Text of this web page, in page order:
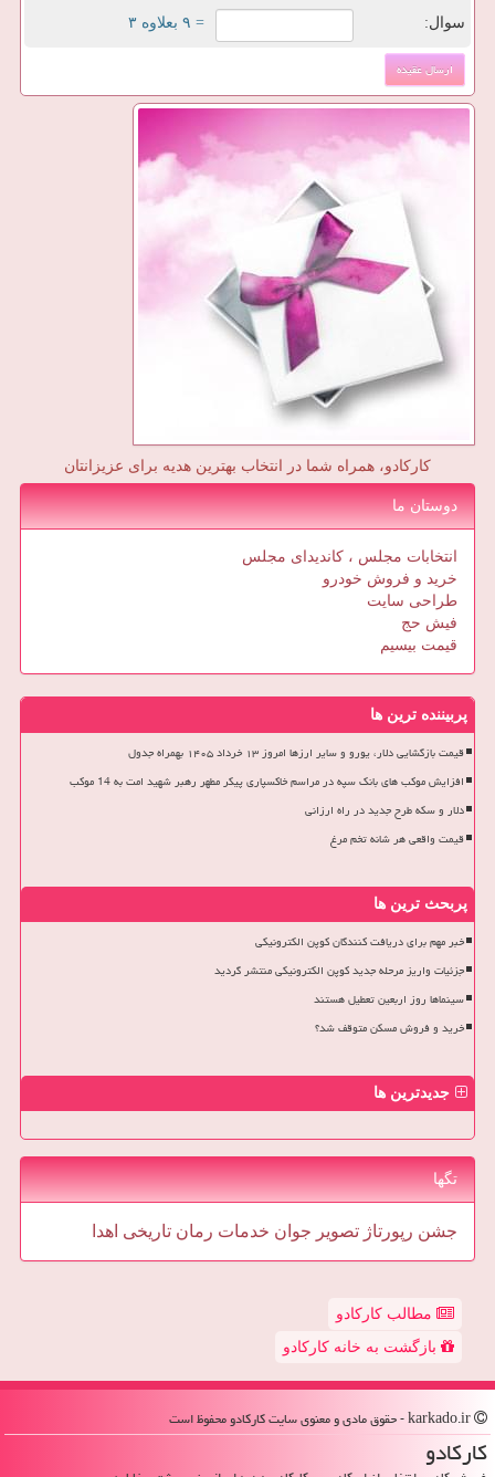
سوال: = ۹ بعلاوه ۳
کارکادو، همراه شما در انتخاب بهترین هدیه برای عزیزانتان
دوستان ما
انتخابات مجلس ، کاندیدای مجلس
خرید و فروش خودرو
طراحی سایت
فیش حج
قیمت بیسیم
پربیننده ترین ها
قیمت بازگشایی دلار، یورو و سایر ارزها امروز ۱۳ خرداد ۱۴۰۵ بهمراه جدول
افزایش موکب های بانک سپه در مراسم خاکسپاری پیکر مطهر رهبر شهید امت به 14 موکب
دلار و سکه طرح جدید در راه ارزانی
قیمت واقعی هر شانه تخم مرغ
پربحث ترین ها
خبر مهم برای دریافت کنندگان کوپن الکترونیکی
جزئیات واریز مرحله جدید کوپن الکترونیکی منتشر گردید
سینماها روز اربعین تعطیل هستند
خرید و فروش مسکن متوقف شد؟
جدیدترین ها
تگها
جشن رپورتاژ تصویر جوان خدمات رمان تاریخی اهدا
مطالب کارکادو
بازگشت به خانه کارکادو
كاركادو